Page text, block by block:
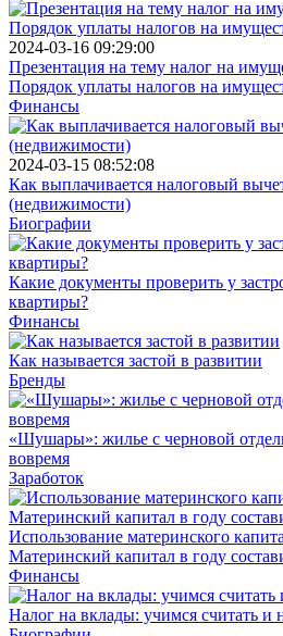
2024-03-16 09:29:00
Презентация на тему налог на
Порядок уплаты налогов на
Финансы
2024-03-15 08:52:08
Как выплачивается налоговый
(недвижимости)
Биографии
Какие документы проверить у
квартиры?
Финансы
Как называется застой в развитии
Бренды
«Шушары»: жилье с черновой
вовремя
Заработок
Использование материнского
Материнский капитал в году
Финансы
Налог на вклады: учимся считать и